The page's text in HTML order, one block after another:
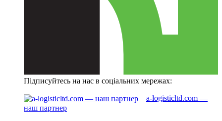
Підписуйтесь на нас в соціальних мережах:
a-logisticltd.com —
наш партнер